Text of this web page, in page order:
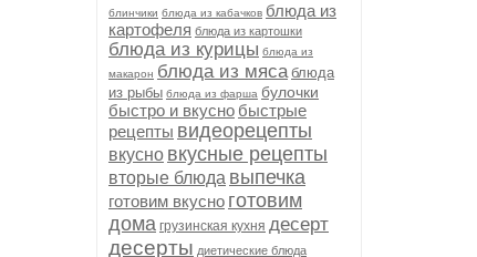
блинчики блюда из кабачков блюда из
картофеля блюда из картошки
блюда из курицы блюда из
макарон блюда из мяса блюда
из рыбы блюда из фарша булочки
быстро и вкусно быстрые
рецепты видеорецепты
вкусно вкусные рецепты
вторые блюда выпечка
готовим вкусно готовим
дома грузинская кухня десерт
десерты диетические блюда